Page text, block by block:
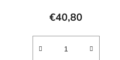
€40,80